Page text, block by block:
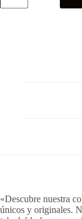
«Descubre nuestra
únicos y originales.